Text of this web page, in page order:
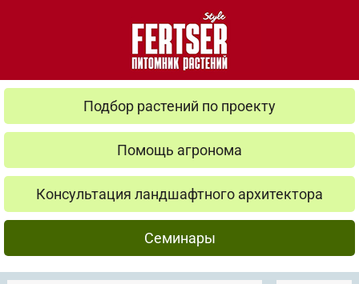
Подбор растений по проекту
Помощь агронома
Консультация ландшафтного архитектора
Семинары